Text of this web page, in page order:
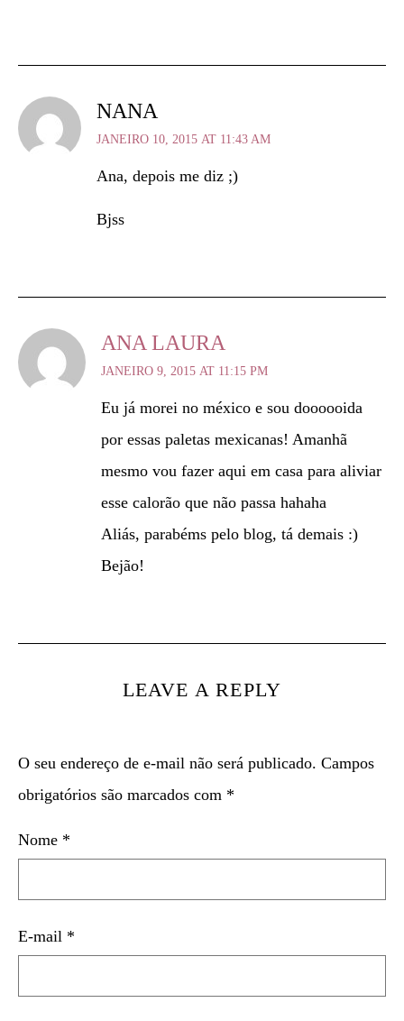
NANA
JANEIRO 10, 2015 AT 11:43 AM
Ana, depois me diz ;)
Bjss
ANA LAURA
JANEIRO 9, 2015 AT 11:15 PM
Eu já morei no méxico e sou doooooida
por essas paletas mexicanas! Amanhã
mesmo vou fazer aqui em casa para aliviar
esse calorão que não passa hahaha
Aliás, parabéms pelo blog, tá demais :)
Bejão!
LEAVE A REPLY
O seu endereço de e-mail não será publicado. Campos
obrigatórios são marcados com *
Nome *
E-mail *